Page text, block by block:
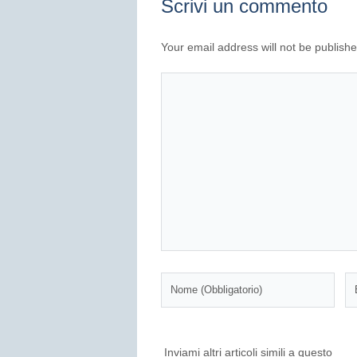
Scrivi un commento
Your email address will not be
Inviami altri articoli simili a questo